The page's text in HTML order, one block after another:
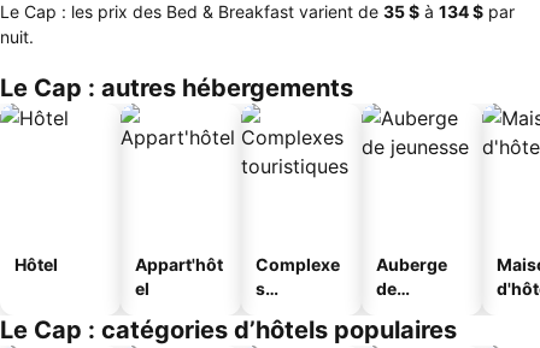
Le Cap : les prix des Bed & Breakfast varient de ‎35 $ à ‎134 $ par
nuit.
Le Cap : autres hébergements
Hôtel
Appart'hôt
el
Complexe
s
s
Auberge
de
Le Cap : catégories d’hôtels populaires